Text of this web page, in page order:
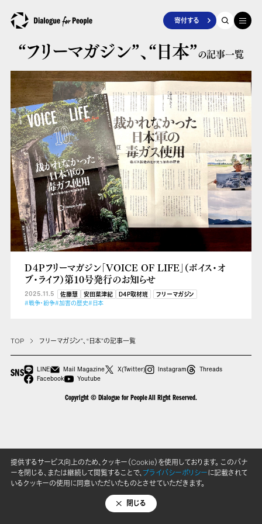
寄付する
“フリーマガジン”、“日本”の記事一覧
D４Pフリーマガジン「VOICE OF LIFE」（ボイス・オ
ブ・ライフ）第10号発行のお知らせ
2025.11.5 佐藤慧 安田菜津紀 D4P取材班
フリーマガジン
#戦争・紛争#加害の歴史#日本
TOP フリーマガジン”、“日本”の記事一覧
SNS LINE Mail Magazine X(Twitter) Instagram
Threads
Facebook
Youtube
Copyright © Dialogue for People All Right Reserved.
提供するサービス向上のため、クッキー（Cookie）を使用しております。 このバナ
ーを閉じる、または継続して閲覧することで、プライバシーポリシーに記載されて
いるクッキーの使用に同意いただいたものとさせていただきます。
閉じる